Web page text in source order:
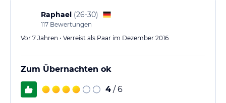
Raphael (26-30)
117 Bewertungen
Vor 7 Jahren • Verreist als Paar im Dezember 2016
Zum Übernachten ok
4 / 6